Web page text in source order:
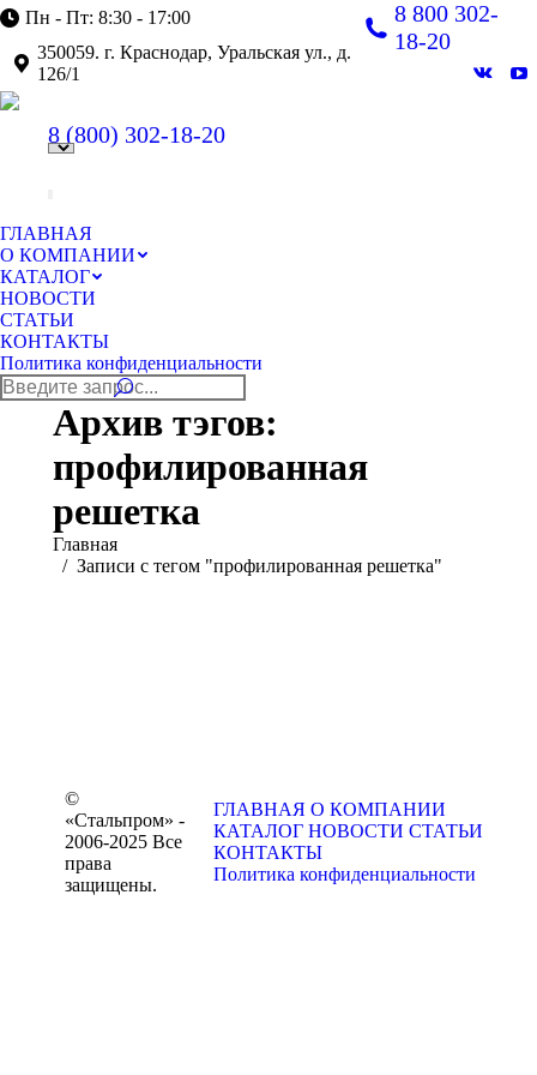
Пн - Пт: 8:30 - 17:00
350059. г. Краснодар, Уральская ул., д.
126/1
8 800 302-
18-20
8 (800) 302-18-20
ГЛАВНАЯ
О КОМПАНИИ
КАТАЛОГ
НОВОСТИ
СТАТЬИ
КОНТАКТЫ
Политика конфиденциальности
Поиск:
Архив тэгов:
профилированная
решетка
Вы здесь:
Главная
Записи с тегом "профилированная решетка"
©
«Стальпром» -
2006-2025 Все
права
защищены.
ГЛАВНАЯ О КОМПАНИИ
КАТАЛОГ НОВОСТИ СТАТЬИ
КОНТАКТЫ
Политика конфиденциальности